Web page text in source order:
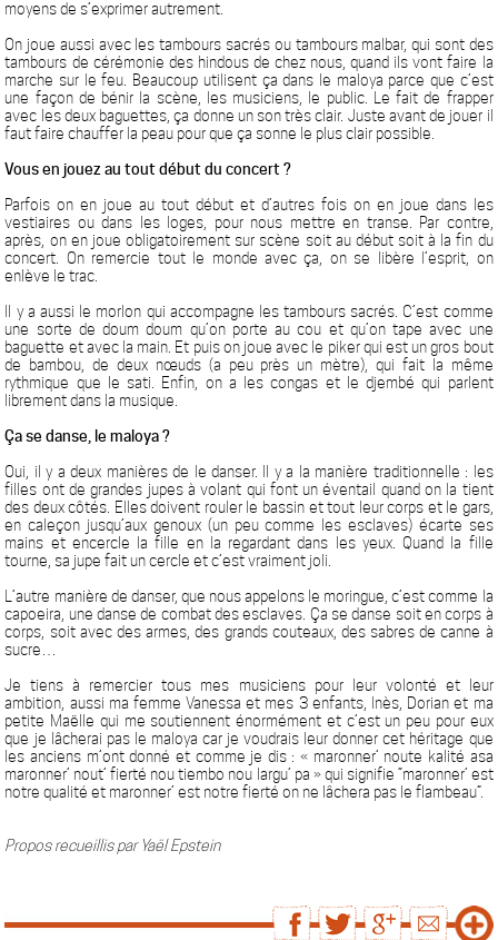
moyens de s’exprimer autrement.
On joue aussi avec les tambours sacrés ou tambours malbar, qui sont des
tambours de cérémonie des hindous de chez nous, quand ils vont faire la
marche sur le feu. Beaucoup utilisent ça dans le maloya parce que c’est
une façon de bénir la scène, les musiciens, le public. Le fait de frapper
avec les deux baguettes, ça donne un son très clair. Juste avant de jouer il
faut faire chauffer la peau pour que ça sonne le plus clair possible.
Vous en jouez au tout début du concert ?
Parfois on en joue au tout début et d’autres fois on en joue dans les
vestiaires ou dans les loges, pour nous mettre en transe. Par contre,
après, on en joue obligatoirement sur scène soit au début soit à la fin du
concert. On remercie tout le monde avec ça, on se libère l’esprit, on
enlève le trac.
Il y a aussi le morlon qui accompagne les tambours sacrés. C’est comme
une sorte de doum doum qu’on porte au cou et qu’on tape avec une
baguette et avec la main. Et puis on joue avec le piker qui est un gros bout
de bambou, de deux nœuds (a peu près un mètre), qui fait la même
rythmique que le sati. Enfin, on a les congas et le djembé qui parlent
librement dans la musique.
Ça se danse, le maloya ?
Oui, il y a deux manières de le danser. Il y a la manière traditionnelle : les
filles ont de grandes jupes à volant qui font un éventail quand on la tient
des deux côtés. Elles doivent rouler le bassin et tout leur corps et le gars,
en caleçon jusqu’aux genoux (un peu comme les esclaves) écarte ses
mains et encercle la fille en la regardant dans les yeux. Quand la fille
tourne, sa jupe fait un cercle et c’est vraiment joli.
L’autre manière de danser, que nous appelons le moringue, c’est comme la
capoeira, une danse de combat des esclaves. Ça se danse soit en corps à
corps, soit avec des armes, des grands couteaux, des sabres de canne à
sucre…
Je tiens à remercier tous mes musiciens pour leur volonté et leur
ambition, aussi ma femme Vanessa et mes 3 enfants, Inès, Dorian et ma
petite Maëlle qui me soutiennent énormément et c’est un peu pour eux
que je lâcherai pas le maloya car je voudrais leur donner cet héritage que
les anciens m’ont donné et comme je dis : « maronner’ noute kalité asa
maronner’ nout’ fierté nou tiembo nou largu’ pa » qui signifie “maronner’ est
notre qualité et maronner’ est notre fierté on ne lâchera pas le flambeau”.
Propos recueillis par Yaël Epstein